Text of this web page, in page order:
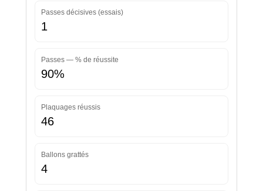
Passes décisives (essais)
1
Passes — % de réussite
90%
Plaquages réussis
46
Ballons grattés
4